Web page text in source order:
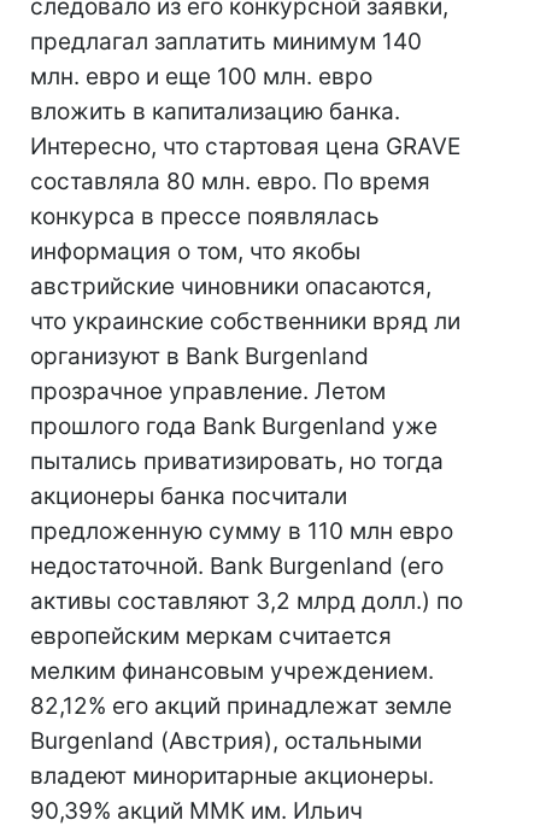
следовало из его конкурсной заявки,
предлагал заплатить минимум 140
млн. евро и еще 100 млн. евро
вложить в капитализацию банка.
Интересно, что стартовая цена GRAVE
составляла 80 млн. евро. По время
конкурса в прессе появлялась
информация о том, что якобы
австрийские чиновники опасаются,
что украинские собственники вряд ли
организуют в Bank Burgenland
прозрачное управление. Летом
прошлого года Bank Burgenland уже
пытались приватизировать, но тогда
акционеры банка посчитали
предложенную сумму в 110 млн евро
недостаточной. Bank Burgenland (его
активы составляют 3,2 млрд долл.) по
европейским меркам считается
мелким финансовым учреждением.
82,12% его акций принадлежат земле
Burgenland (Австрия), остальными
владеют миноритарные акционеры.
90,39% акций ММК им. Ильич